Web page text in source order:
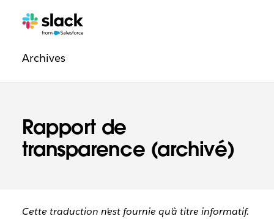
Rapport de
transparence (archivé)
Navigation
légale
Pages
Archivessupplémentaires
Cette traduction n’est fournie qu’à titre informatif.